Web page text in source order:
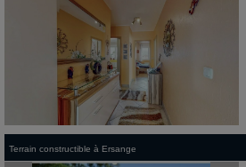
Terrain constructible à Ersange